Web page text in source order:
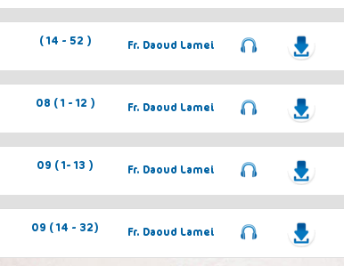
( 14 - 52 ) Fr. Daoud Lamei
08 ( 1 - 12 ) Fr. Daoud Lamei
09 ( 1- 13 ) Fr. Daoud Lamei
09 ( 14 - 32) Fr. Daoud Lamei